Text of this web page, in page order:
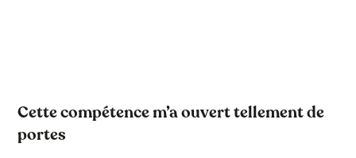
Cette compétence m’a ouvert tellement de
portes